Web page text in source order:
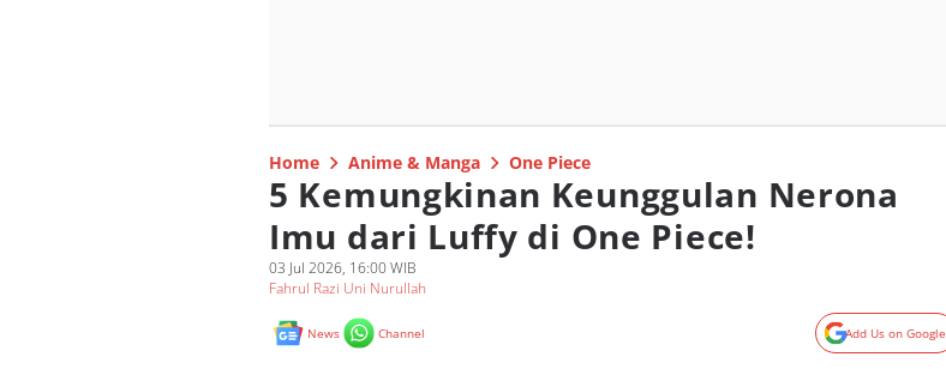
Home Anime & Manga One Piece
5 Kemungkinan Keunggulan Nerona
Imu dari Luffy di One Piece!
03 Jul 2026, 16:00 WIB
Fahrul Razi Uni Nurullah
News Channel Add Us on Google